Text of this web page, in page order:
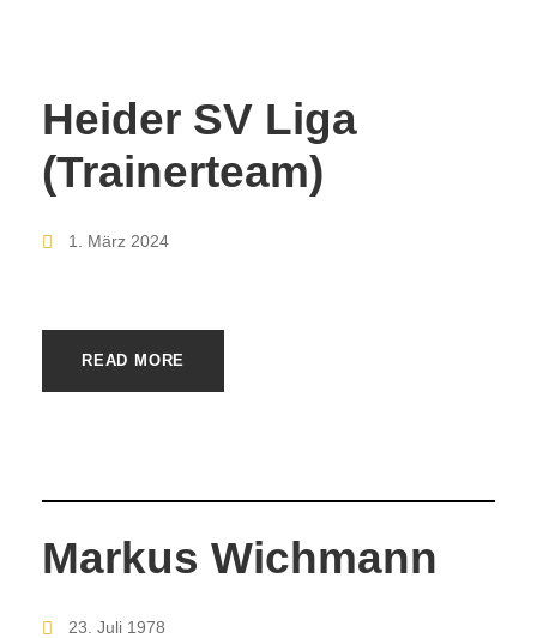
Heider SV Liga
(Trainerteam)
1. März 2024
READ MORE
Markus Wichmann
23. Juli 1978